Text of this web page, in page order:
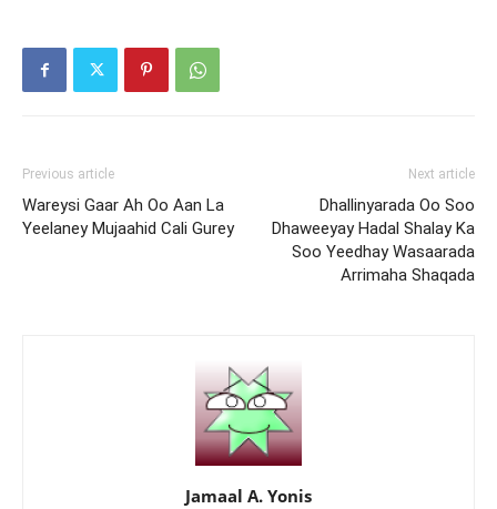
Previous article
Wareysi Gaar Ah Oo Aan La
Yeelaney Mujaahid Cali Gurey
Next article
Dhallinyarada Oo Soo
Dhaweeyay Hadal Shalay Ka
Soo Yeedhay Wasaarada
Arrimaha Shaqada
Jamaal A. Yonis